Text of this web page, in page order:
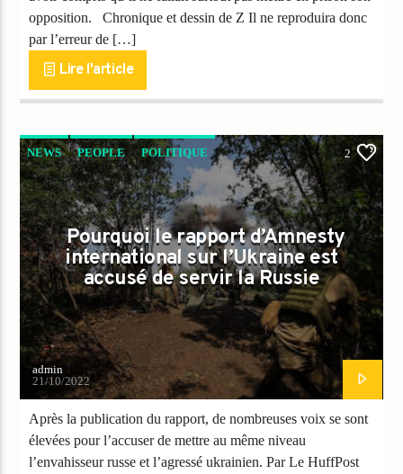
opposition. Chronique et dessin de Z Il ne reproduira donc
par l’erreur de […]
Lire l'article
NEWS PEOPLE POLITIQUE
VIDEO STORIES
2
Pourquoi le rapport d’Amnesty
international sur l’Ukraine est
accusé de servir la Russie
admin
21/10/2022
Après la publication du rapport, de nombreuses voix se sont
élevées pour l’accuser de mettre au même niveau
l’envahisseur russe et l’agressé ukrainien. Par Le HuffPost